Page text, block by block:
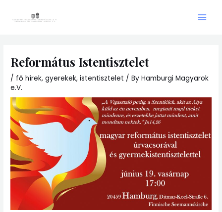
Református Istentisztelet
/ fő hírek,gyerekek,istentisztelet / ByHamburgi Magyarok
e.V.